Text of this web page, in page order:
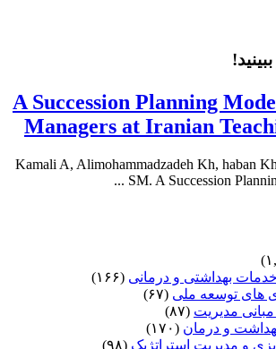
A Succession Planning
Managers at Iranian
Kamali A, Alimohammadzadeh Kh, haban
SM. A Succession
خدمات بهداشتی و درمانی (۱۶۶)
های توسعه ملی (۶۷)
مدیریت (۸۷)
و درمان (۱۷۰)
و مدیریت استراتژیک (۹۸)